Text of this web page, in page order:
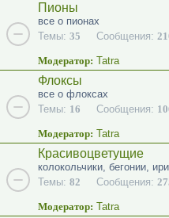
Пионы
все о пионах
Темы: 35 Сообщения:
Модератор: Tatra
Флоксы
все о флоксах
Темы: 16 Сообщения:
Модератор: Tatra
Красивоцветущие
колокольчики, бегонии,
Темы: 82 Сообщения:
Модератор: Tatra